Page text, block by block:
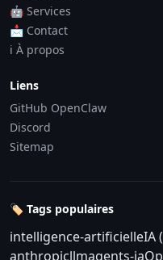
🤖 Services
📩 Contact
ℹ️ À propos
Liens
GitHub OpenClaw
Discord
Sitemap
🏷️ Tags populaires
intelligence-artificielleIA
anthropicllmagents-ia